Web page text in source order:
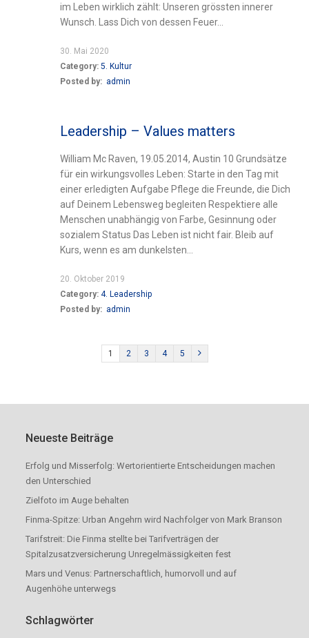
im Leben wirklich zählt: Unseren grössten innerer
Wunsch. Lass Dich von dessen Feuer...
30. Mai 2020
Category:5. Kultur
Posted by: admin
Leadership – Values matters
William Mc Raven, 19.05.2014, Austin 10 Grundsätze
für ein wirkungsvolles Leben: Starte in den Tag mit
einer erledigten Aufgabe Pflege die Freunde, die Dich
auf Deinem Lebensweg begleiten Respektiere alle
Menschen unabhängig von Farbe, Gesinnung oder
sozialem Status Das Leben ist nicht fair. Bleib auf
Kurs, wenn es am dunkelsten...
20. Oktober 2019
Category:4. Leadership
Posted by: admin
1 2 3 4 5
Neueste Beiträge
Erfolg und Misserfolg: Wertorientierte Entscheidungen machen
den Unterschied
Zielfoto im Auge behalten
Finma-Spitze: Urban Angehrn wird Nachfolger von Mark Branson
Tarifstreit: Die Finma stellte bei Tarifverträgen der
Spitalzusatzversicherung Unregelmässigkeiten fest
Mars und Venus: Partnerschaftlich, humorvoll und auf
Augenhöhe unterwegs
Schlagwörter